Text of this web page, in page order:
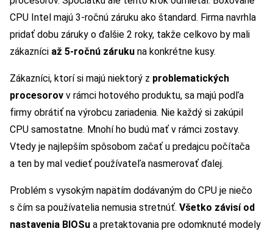
CPU Intel majú 3-ročnú záruku ako štandard. Firma navrhla
pridať dobu záruky o ďalšie 2 roky, takže celkovo by mali
zákazníci až 5-ročnú záruku na konkrétne kusy.
Zákazníci, ktorí si majú niektorý z problematických
procesorov v rámci hotového produktu, sa majú podľa
firmy obrátiť na výrobcu zariadenia. Nie každý si zakúpil
CPU samostatne. Mnohí ho budú mať v rámci zostavy.
Vtedy je najlepším spôsobom začať u predajcu počítača
a ten by mal vedieť používateľa nasmerovať ďalej.
Problém s vysokým napätím dodávaným do CPU je niečo
s čím sa používatelia nemusia stretnúť. Všetko závisí od
nastavenia BIOSu a pretaktovania pre odomknuté modely